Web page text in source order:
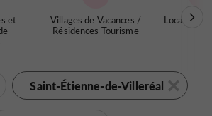
et
Villages de Vacances /
Résidences Tourisme
Locations
Saint-Étienne-de-Villeréal